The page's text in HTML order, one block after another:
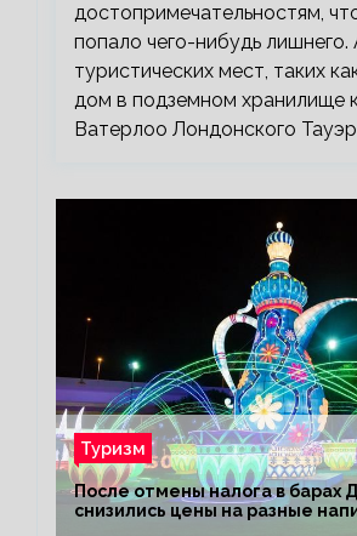
достопримечательностям,
попало чего-нибудь лишнего.
туристических мест, таких
дом в подземном хранилище
Ватерлоо Лондонского
Туризм
После отмены налога в барах
снизились цены на разные